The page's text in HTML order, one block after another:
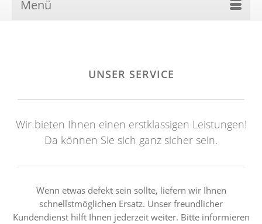
Menü
UNSER SERVICE
Wir bieten Ihnen einen erstklassigen Leistungen!
Da können Sie sich ganz sicher sein.
Wenn etwas defekt sein sollte, liefern wir Ihnen
schnellstmöglichen Ersatz. Unser freundlicher
Kundendienst hilft Ihnen jederzeit weiter. Bitte informieren